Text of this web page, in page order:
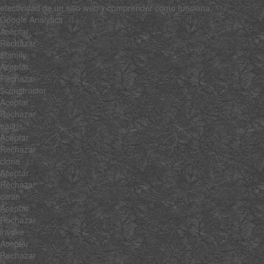
efectividad de un sitio web y comprender cómo funciona.
Google Analytics
Aceptar
Rechazar
$family
Aceptar
Rechazar
$constructor
Aceptar
Rechazar
each
Aceptar
Rechazar
clone
Aceptar
Rechazar
clean
Aceptar
Rechazar
invoke
Aceptar
Rechazar